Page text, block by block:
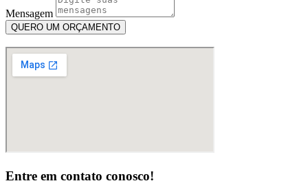
Mensagem
QUERO UM ORÇAMENTO
Entre em contato conosco!